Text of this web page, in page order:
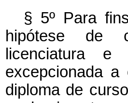
§ 5º Para
hipótese de
licenciatura
excepcionada
diploma de